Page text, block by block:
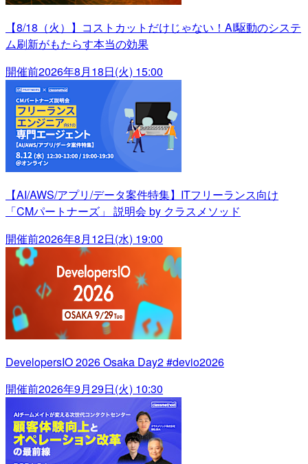
【8/18（火）】コストカットだけじゃない！AI駆動のシステ
ム刷新がもたらす本当の効果
開催前2026年8月18日(火) 15:00
【AI/AWS/アプリ/データ案件特集】ITフリーランス向け
「CMパートナーズ」 説明会 by クラスメソッド
開催前2026年8月12日(水) 19:00
DevelopersIO 2026 Osaka Day2 #devio2026
開催前2026年9月29日(火) 10:30